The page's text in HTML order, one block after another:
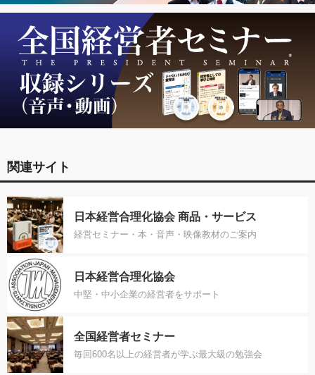
関連サイト
日本経営合理化協会 商品・サービス
経営セミナー・本・音声・映像教材のご案内
日本経営合理化協会
中堅・中小企業の経営者をサポート
全国経営者セミナー
毎回600名以上の経営者が学ぶ最大級の勉強会